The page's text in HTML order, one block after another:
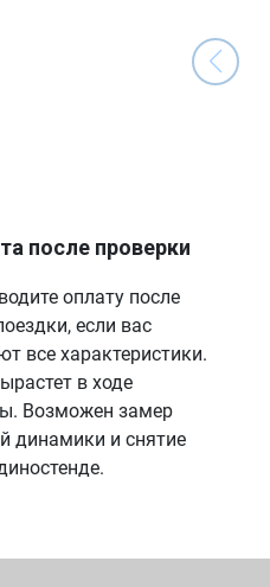
после проверки
оплату после
если вас
все характеристики.
в ходе
Возможен замер
динамики и снятие